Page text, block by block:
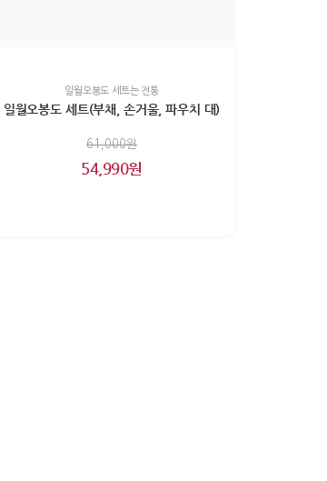
일월오봉도 세트는 전통
일월오봉도 세트(부채, 손거울, 파우치 대)
61,000원
54,990원